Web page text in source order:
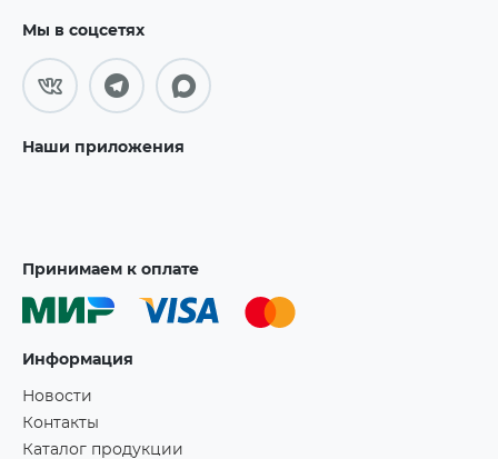
Мы в соцсетях
Наши приложения
Принимаем к оплате
Информация
Новости
Контакты
Каталог продукции